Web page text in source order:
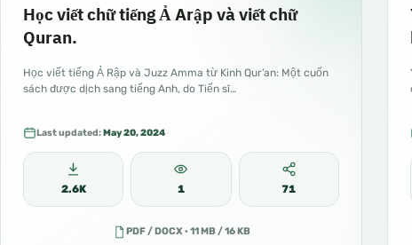
Học viết chữ tiếng Ả Arập và viết chữ
Quran.
Học viết tiếng Ả Rập và Juzz Amma từ Kinh Qur’an: Một cuốn
sách được dịch sang tiếng Anh, do Tiến sĩ…
Last updated:May 20, 2024
2.6K 1 71
PDF / DOCX · 11 MB / 16 KB